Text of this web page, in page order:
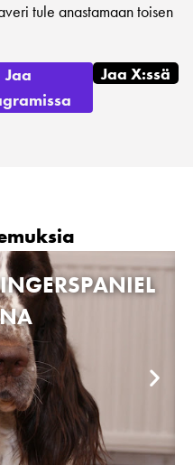
tule anastamaan toisen
Jaa
Jaa X:ssä